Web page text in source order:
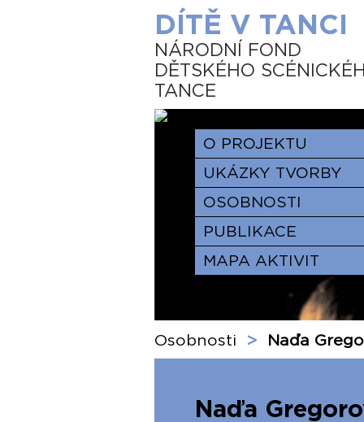
DÍTĚ V TANCI
NÁRODNÍ FOND
DĚTSKÉHO
TANCE
O PROJEKTU
UKÁZKY TVORBY
OSOBNOSTI
PUBLIKACE
MAPA AKTIVIT
Osobnosti > Naďa
Naďa